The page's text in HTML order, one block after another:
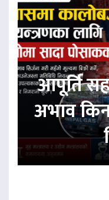
आपूर्ति
अभाव